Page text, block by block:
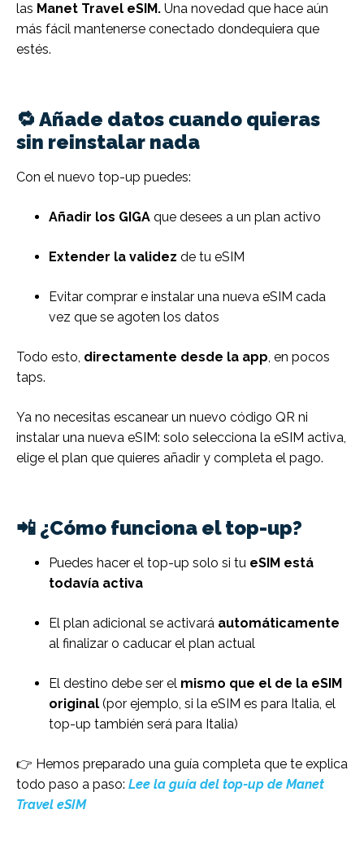
las Manet Travel eSIM. Una novedad que hace aún
más fácil mantenerse conectado dondequiera que
estés.
🔁 Añade datos cuando quieras
sin reinstalar nada
Con el nuevo top-up puedes:
Añadir los GIGA que desees a un plan activo
Extender la validez de tu eSIM
Evitar comprar e instalar una nueva eSIM cada
vez que se agoten los datos
Todo esto, directamente desde la app, en pocos
taps.
Ya no necesitas escanear un nuevo código QR ni
instalar una nueva eSIM: solo selecciona la eSIM activa,
elige el plan que quieres añadir y completa el pago.
📲 ¿Cómo funciona el top-up?
Puedes hacer el top-up solo si tu eSIM está
todavía activa
El plan adicional se activará automáticamente
al finalizar o caducar el plan actual
El destino debe ser el mismo que el de la eSIM
original (por ejemplo, si la eSIM es para Italia, el
top-up también será para Italia)
👉 Hemos preparado una guía completa que te explica
todo paso a paso: Lee la guía del top-up de Manet
Travel eSIM